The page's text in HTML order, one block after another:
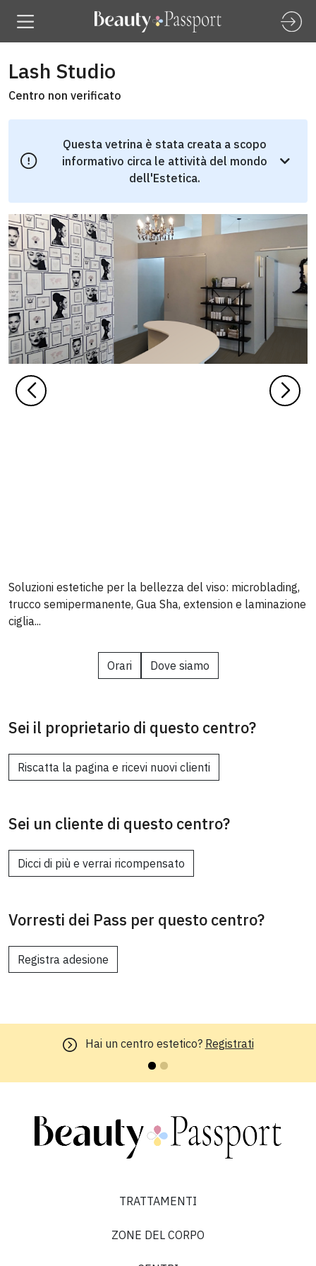
Lash Studio
Centro non verificato
Questa vetrina è stata creata a scopo
informativo circa le attività del mondo
dell'Estetica.
Soluzioni estetiche per la bellezza del viso: microblading,
trucco semipermanente, Gua Sha, extension e laminazione
ciglia...
Orari Dove siamo
Sei il proprietario di questo centro?
Riscatta la pagina e ricevi nuovi clienti
Sei un cliente di questo centro?
Dicci di più e verrai ricompensato
Vorresti dei Pass per questo centro?
Registra adesione
Hai un centro estetico? Registrati
TRATTAMENTI
ZONE DEL CORPO